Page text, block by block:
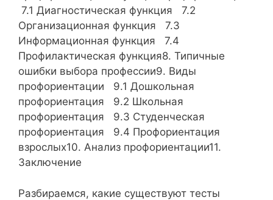
7.1 Диагностическая функция 7.2
Организационная функция 7.3
Информационная функция 7.4
Профилактическая функция8. Типичные
ошибки выбора профессии9. Виды
профориентации 9.1 Дошкольная
профориентация 9.2 Школьная
профориентация 9.3 Студенческая
профориентация 9.4 Профориентация
взрослых10. Анализ профориентации11.
Заключение
Разбираемся, какие существуют тесты